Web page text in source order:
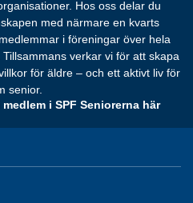
Hos oss delar du
med närmare en kvarts
i föreningar över hela
Tillsammans verkar vi för att skapa
för äldre – och ett aktivt liv för
senior.
medlem i SPF Seniorerna här